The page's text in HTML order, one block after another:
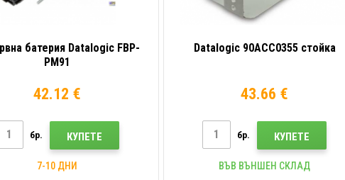
батерия Datalogic FBP-
PM91
42.12 €
бр. КУПЕТЕ
7-10 ДНИ
Datalogic 90ACC0355 стойка
43.66 €
бр. КУПЕТЕ
ВЪВ ВЪНШЕН СКЛАД